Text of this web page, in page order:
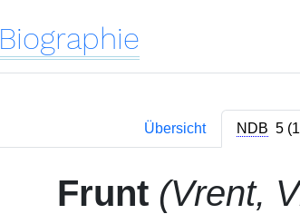
Biographie
Übersicht NDB 5
Frunt (Vrent,